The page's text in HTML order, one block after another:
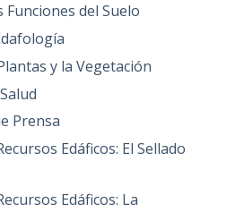
Funciones del Suelo
y la Vegetación
Prensa
Edáficos: El Sellado
Edáficos: La